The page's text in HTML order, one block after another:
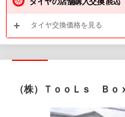
(税込)
タイヤ交換価格を見る
（株）ＴｏｏＬｓ Ｂｏ